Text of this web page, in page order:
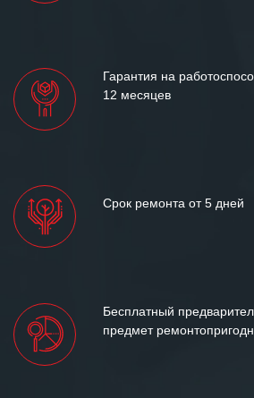
Гарантия на
12 месяцев
Срок ремонта от 5 дней
Бесплатный
предмет